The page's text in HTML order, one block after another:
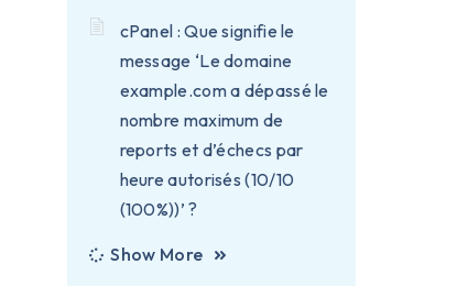
cPanel : Que signifie le
message ‘Le domaine
example.com a dépassé le
nombre maximum de
reports et d’échecs par
heure autorisés (10/10
(100%))’ ?
Show More